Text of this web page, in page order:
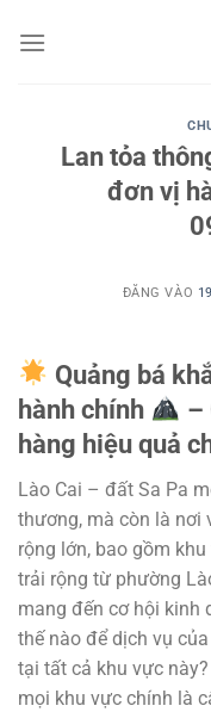
qua
Lan tỏa
đơn vị
ĐĂNG VÀO
Quảng bá
hành chính
–
hàng hiệu quả
Lào Cai – đất Sa Pa
thương, mà còn là nơi
rộng lớn, bao gồm
trải rộng từ phường
mang đến cơ hội kinh
thế nào để dịch vụ
tại tất cả khu vực
mọi khu vực chính là